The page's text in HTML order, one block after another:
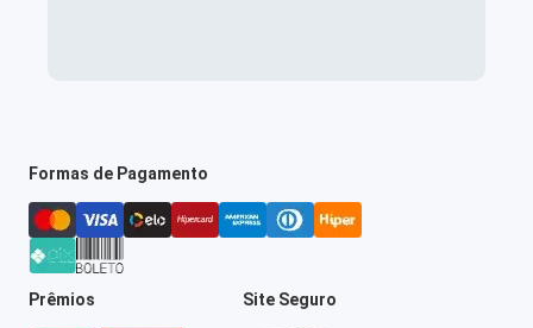
Formas de Pagamento
Prêmios Site Seguro